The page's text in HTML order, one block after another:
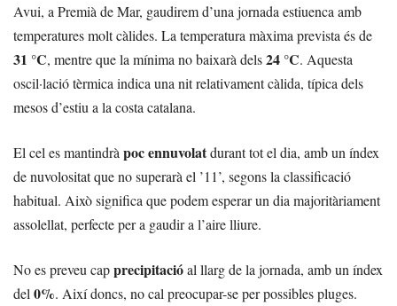
Avui, a Premià de Mar, gaudirem d’una jornada estiuenca amb
temperatures molt càlides. La temperatura màxima prevista és de
31 °C, mentre que la mínima no baixarà dels24 °C. Aquesta
oscil·lació tèrmica indica una nit relativament càlida, típica dels
mesos d’estiu a la costa catalana.
El cel es mantindràpoc ennuvolatdurant tot el dia, amb un índex
de nuvolositat que no superarà el ’11’, segons la classificació
habitual. Això significa que podem esperar un dia majoritàriament
assolellat, perfecte per a gaudir a l’aire lliure.
No es preveu capprecipitacióal llarg de la jornada, amb un índex
del0%. Així doncs, no cal preocupar-se per possibles pluges.